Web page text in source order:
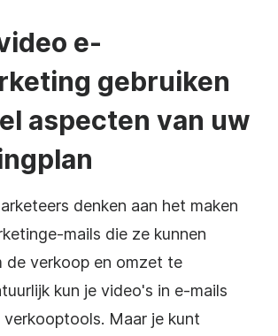
e-
gebruiken
aspecten van uw
denken aan het maken
mails die ze kunnen
de verkoop en omzet te
kun je video's in e-mails
verkooptools. Maar je kunt